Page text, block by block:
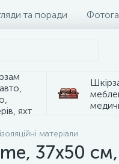
та поради
яхт
матеріали
37x50